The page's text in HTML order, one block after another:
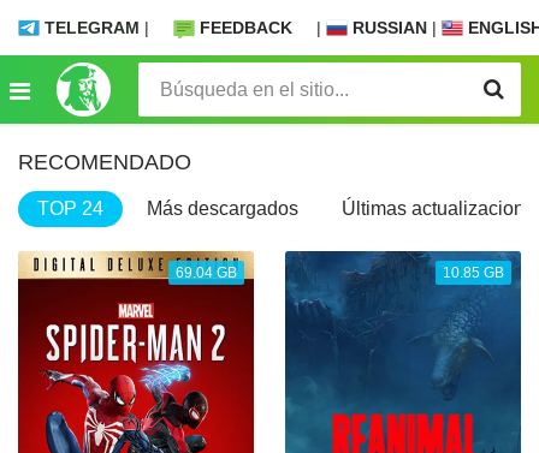
TELEGRAM | FEEDBACK | RUSSIAN |
RECOMENDADO
TOP 24 Más descargados Últimas
69.04 GB 10.85 GB